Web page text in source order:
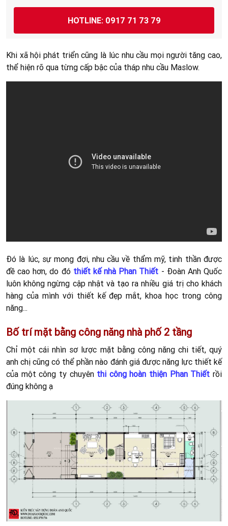
HOTLINE: 0917 71 73 79
Khi xã hội phát triển cũng là lúc nhu cầu mọi người tăng cao,
thể hiện rõ qua từng cấp bậc của tháp nhu cầu Maslow.
Đó là lúc, sự mong đợi, nhu cầu về thẩm mỹ, tinh thần được
đề cao hơn, do đó thiết kế nhà Phan Thiết - Đoàn Anh Quốc
luôn không ngừng cập nhật và tạo ra nhiều giá trị cho khách
hàng của mình với thiết kế đẹp mắt, khoa học trong công
năng...
Bố trí mặt bằng công năng nhà phố 2 tầng
Chỉ một cái nhìn sơ lược mặt bằng công năng chi tiết, quý
anh chị cũng có thể phần nào đánh giá được năng lực thiết kế
của một công ty chuyên thi công hoàn thiện Phan Thiếtrồi
đúng không ạ